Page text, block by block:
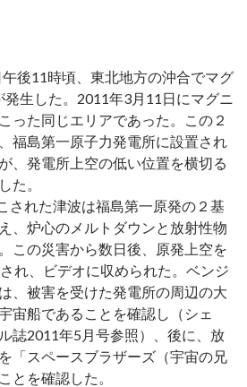
後11時頃、東北地方の沖合でマグ
発生した。2011年3月11日にマグニ
った同じエリアであった。この２
福島第一原子力発電所に設置され
、発電所上空の低い位置を横切る
た。
された津波は福島第一原発の２基
、炉心のメルトダウンと放射性物
この災害から数日後、原発上空を
れ、ビデオに収められた。ベンジ
、被害を受けた発電所の周辺の大
宙船であることを確認し（シェ
誌2011年5月号参照）、後に、放
「スペースブラザーズ（宇宙の兄
とを確認した。